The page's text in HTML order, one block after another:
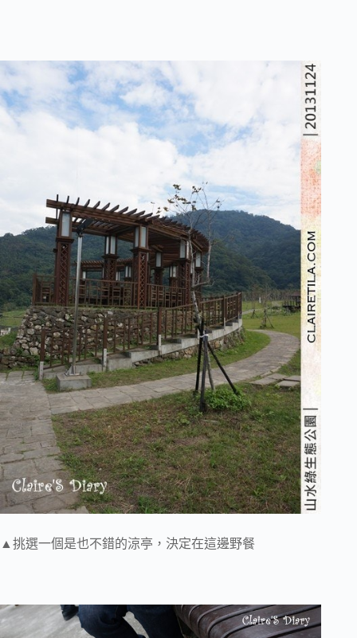
▲挑選一個是也不錯的涼亭，決定在這邊野餐